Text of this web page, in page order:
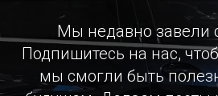
Мы недавно завели
Подпишитесь на нас,
мы смогли быть